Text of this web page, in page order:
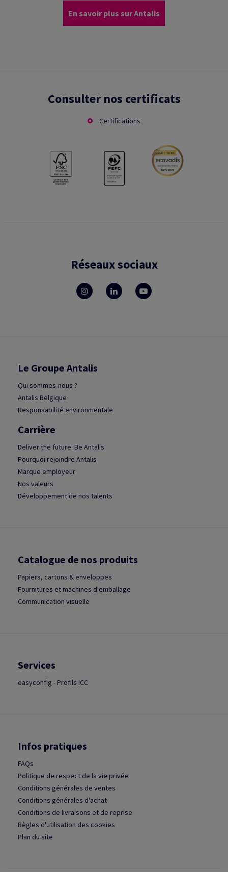
En savoir plus sur Antalis
Consulter nos certificats
Certifications
Réseaux sociaux
Le Groupe Antalis
Qui sommes-nous ?
Antalis Belgique
Responsabilité environmentale
Carrière
Deliver the future. Be Antalis
Pourquoi rejoindre Antalis
Marque employeur
Nos valeurs
Développement de nos talents
Catalogue de nos produits
Papiers, cartons & enveloppes
Fournitures et machines d'emballage
Communication visuelle
Services
easyconfig - Profils ICC
Infos pratiques
FAQs
Politique de respect de la vie privée
Conditions générales de ventes
Conditions générales d'achat
Conditions de livraisons et de reprise
Règles d'utilisation des cookies
Plan du site